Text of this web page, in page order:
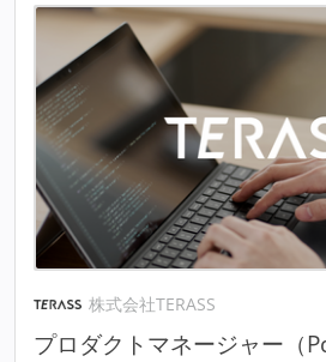
株式会社TERASS
プロダクトマネージャー（